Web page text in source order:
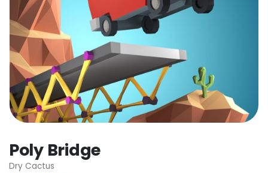
Poly Bridge
Dry Cactus